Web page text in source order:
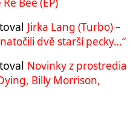
Bee (EP)
Jirka Lang (Turbo) –
dvě starší pecky…“
Novinky z prostredia
Billy Morrison,